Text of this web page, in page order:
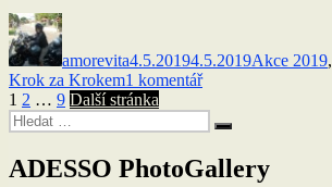
Autor:
amorevita4.5.20194.5.2019Akce 2019,
Krok za Krokem1 komentářu
s
názvem
Bonaro
Amorevita
Stránkování
příspěvků
Stránka:
1 Stránka:
2 … Stránka:
9 Další stránka
Hledat:
Hledání
ADESSO PhotoGallery